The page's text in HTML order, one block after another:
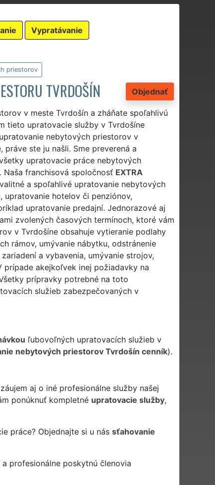
Vypratávanie
priestorov
Objednať
TVRDOŠÍN
v meste Tvrdošín a zháňate spoľahlivú
tieto upratovacie služby v Tvrdošíne
nebytových priestorov v
ste ju našli. Sme preverená a
upratovacie práce nebytových
franchisová spoločnosť EXTRA
a spoľahlivé upratovanie nebytových
upratovanie hotelov či penziónov,
upratovanie predajní. Jednorazové aj
zvolených časových termínoch, ktoré vám
v Tvrdošíne obsahuje vytieranie podlahy
rámov, umývanie nábytku, odstránenie
a vybavenia, umývanie strojov,
prípade akejkoľvek inej požiadavky na
prípravky potrebné na toto
služieb zabezpečovaných v
ľubovoľných upratovacích služieb v
nebytových priestorov Tvrdošín cenník).
aj o iné profesionálne služby našej
ponúknuť kompletné upratovacie služby,
práce? Objednajte si u nás sťahovanie
profesionálne poskytnú členovia